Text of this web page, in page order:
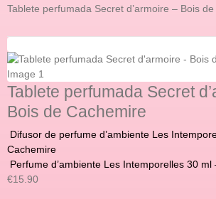
Tablete perfumada Secret d’armoire – Bois
Tablete perfumada Secret
Bois de Cachemire
Difusor de perfume d’ambiente Les
Cachemire
Perfume d’ambiente Les Intemporelles 30 ml
€15.90